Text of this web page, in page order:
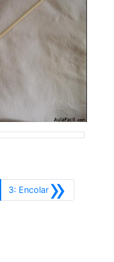
»
3: EncolarSiguiente